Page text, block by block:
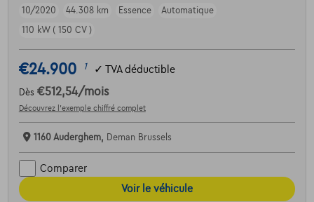
10/2020
44.308 km Essence
Automatique
110 kW ( 150 CV )
€24.900 1 ✓ TVA déductible
Dès €512,54/mois
Découvrez l’exemple chiffré complet
1160 Auderghem, Deman Brussels
Comparer
Voir le véhicule